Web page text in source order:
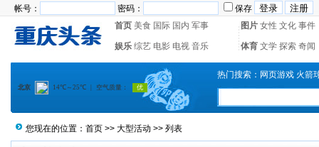
帐号： 密码：
保存
首页 美食 国际 国内 军事 图片 女性 文化 事件
娱乐 综艺 电影 电视 音乐 体育 文学 探索 奇闻
热门搜索： 网页游戏 火箭
您现在的位置： 首页 >> 大型活动 >> 列表